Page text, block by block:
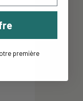
première